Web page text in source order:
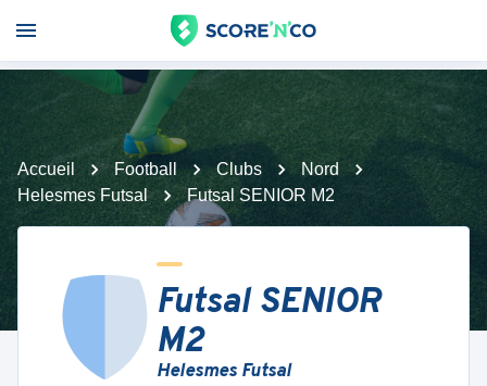
Accueil Football Clubs
Nord
Helesmes Futsal
Futsal SENIOR M2
Futsal SENIOR
M2
Helesmes Futsal